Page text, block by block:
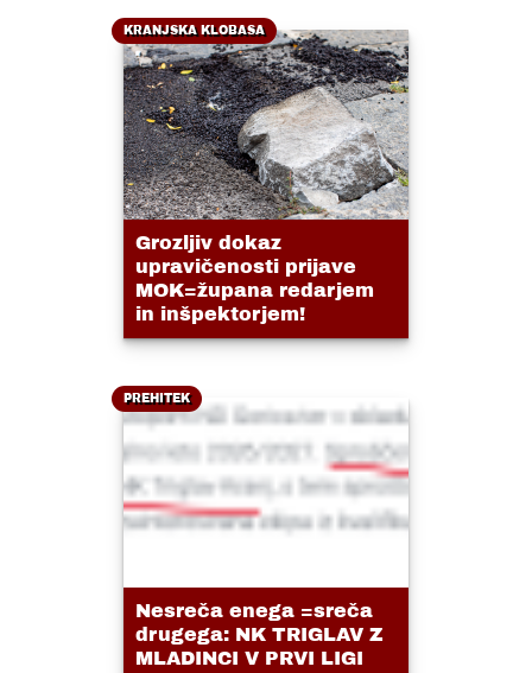
KRANJSKA KLOBASA
Grozljiv dokaz
upravičenosti prijave
MOK=župana redarjem
in inšpektorjem!
PREHITEK
Nesreča enega =sreča
drugega: NK TRIGLAV Z
MLADINCI V PRVI LIGI